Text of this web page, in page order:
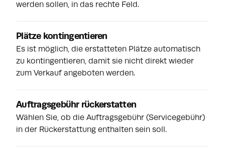
werden sollen, in das rechte Feld.
Plätze kontingentieren
Es ist möglich, die erstatteten Plätze automatisch
zu kontingentieren, damit sie nicht direkt wieder
zum Verkauf angeboten werden.
Auftragsgebühr rückerstatten
Wählen Sie, ob die Auftragsgebühr (Servicegebühr)
in der Rückerstattung enthalten sein soll.